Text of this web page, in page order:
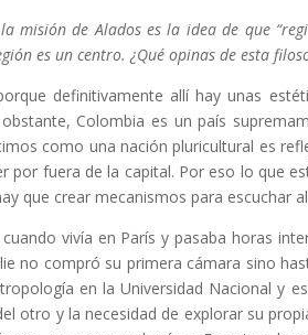
misión de Alados es la idea de que
es un centro. ¿Qué opinas de esta
definitivamente allí hay unas
Colombia es un país
como una nación pluricultural es
por fuera de la capital. Por eso lo que
que crear mecanismos para escuchar
vivía en París y pasaba horas
no compró su primera cámara sino
en la Universidad Nacional y
otro y la necesidad de explorar su